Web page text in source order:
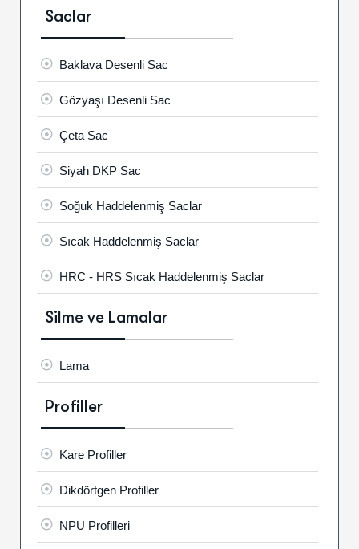
Saclar
Baklava Desenli Sac
Gözyaşı Desenli Sac
Çeta Sac
Siyah DKP Sac
Soğuk Haddelenmiş Saclar
Sıcak Haddelenmiş Saclar
HRC - HRS Sıcak Haddelenmiş Saclar
Silme ve Lamalar
Lama
Profiller
Kare Profiller
Dikdörtgen Profiller
NPU Profilleri